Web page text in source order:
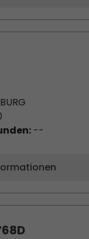
--